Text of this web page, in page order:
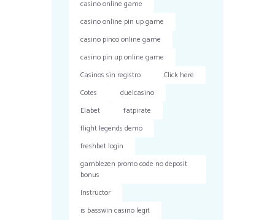
casino online game
casino online pin up game
casino pinco online game
casino pin up online game
Casinos sin registro
Click here
Cotes
duelcasino
Elabet
fatpirate
flight legends demo
freshbet login
gamblezen promo code no deposit
bonus
Instructor
is basswin casino legit